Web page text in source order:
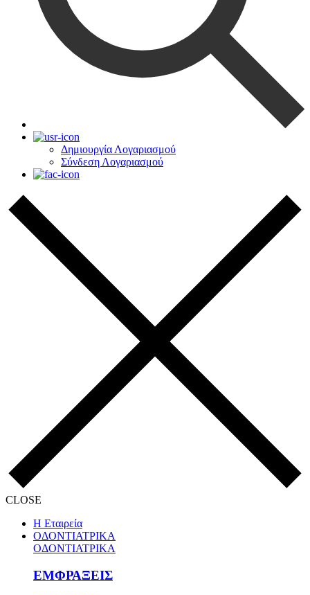
Δημιουργία Λογαριασμού
Σύνδεση Λογαριασμού
CLOSE
Η Εταιρεία
ΟΔΟΝΤΙΑΤΡΙΚΑ
ΟΔΟΝΤΙΑΤΡΙΚΑ
ΕΜΦΡΑΞΕΙΣ